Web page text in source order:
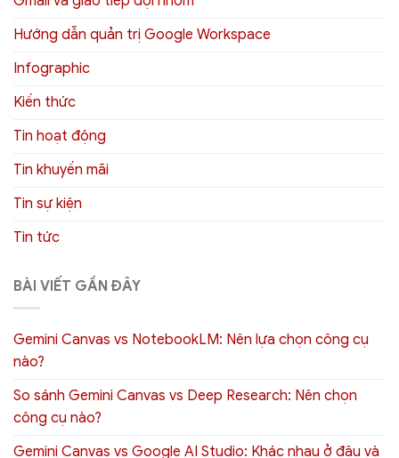
Hướng dẫn quản trị Google Workspace
Infographic
Kiến thức
Tin hoạt động
Tin khuyến mãi
Tin sự kiện
Tin tức
BÀI VIẾT GẦN ĐÂY
Gemini Canvas vs NotebookLM: Nên lựa chọn công cụ
nào?
So sánh Gemini Canvas vs Deep Research: Nên chọn
công cụ nào?
Gemini Canvas vs Google AI Studio: Khác nhau ở đâu và